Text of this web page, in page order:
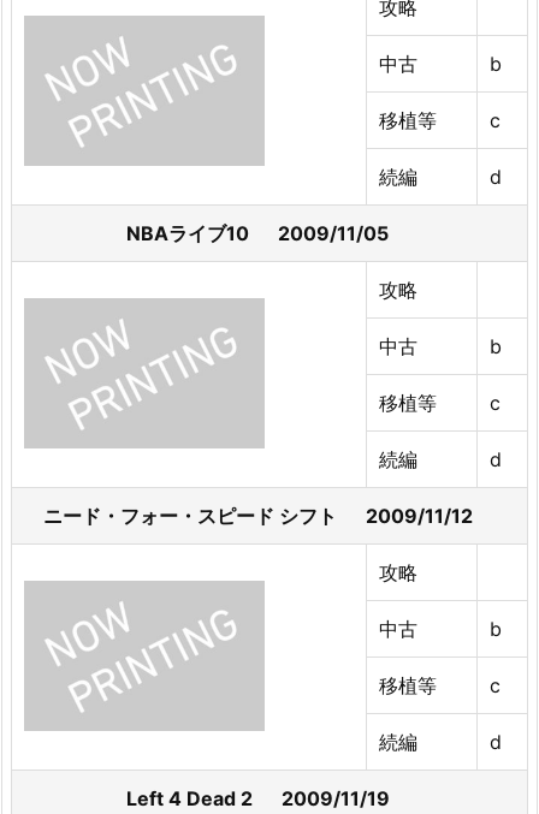
攻略
中古 b
移植等 c
続編 d
NBAライブ10 2009/11/05
攻略
中古 b
移植等 c
続編 d
ニード・フォー・スピード シフト 2009/11/12
攻略
中古 b
移植等 c
続編 d
Left 4 Dead 2 2009/11/19